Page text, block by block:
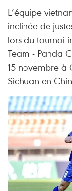
L’équipe
inclinée de
lors du tournoi
Team - Panda
15 novembre à
Sichuan en